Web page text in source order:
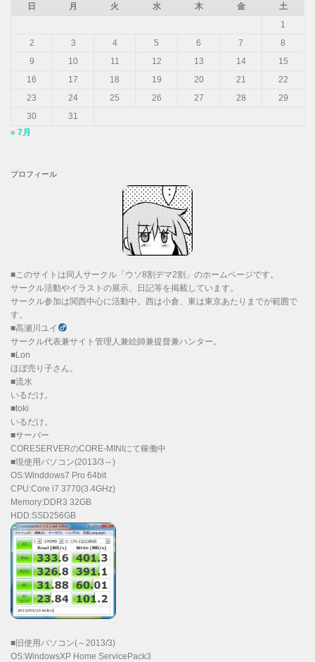
日
月 火 水 木 金
土
1
2
3 4 5 6 7
8
9
10 11 12 13 14
15
16
17 18 19 20 21
22
23
24 25 26 27 28
29
30
31
« 7月
プロフィール
■このサイトは同人サークル「ウソ8割デマ2割」のホームページです。
サークル活動やイラストの展示、日記等を掲載しています。
サークル参加は関西中心に活動中。西は小倉、東は東京あたりまでが範囲で
す。
■高瀬川ユイ
サークル代表兼サイト管理人兼絵師兼提督兼ハンター。
■Lon
ほぼ売り子さん。
■流水
いるだけ。
■toki
いるだけ。
■サーバー
CORESERVERのCORE-MINIにて稼働中
■現使用パソコン(2013/3～)
OS:Winddows7 Pro 64bit
CPU:Core i7 3770(3.4GHz)
Memory:DDR3 32GB
HDD:SSD256GB
■旧使用パソコン(～2013/3)
OS:WindowsXP Home ServicePack3